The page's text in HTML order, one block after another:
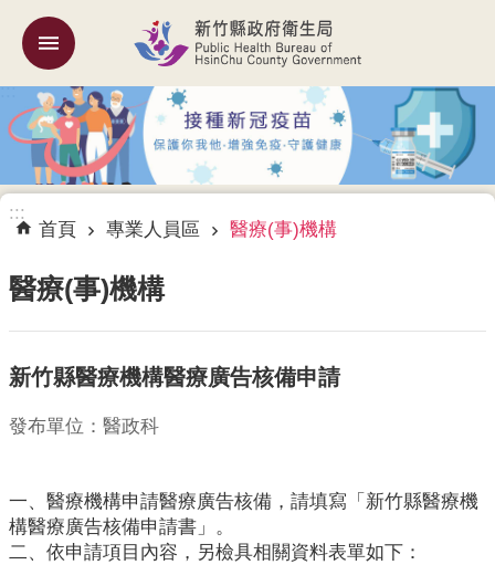
跳到主要內容區塊
機
關
簡
介
訊
公
告
務
區
業
人
員
:::
:::
首頁 專業人員區 醫療(事)機構
醫療(事)機構
新竹縣醫療機構醫療廣告核備申請
發布單位：醫政科
一、醫療機構申請醫療廣告核備，請填寫「新竹縣醫療機
構醫療廣告核備申請書」。
二、依申請項目內容，另檢具相關資料表單如下：